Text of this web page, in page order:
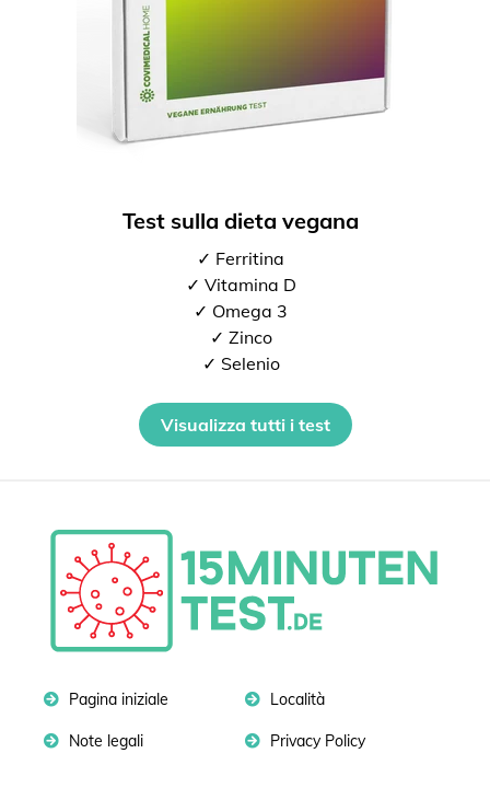
Test sulla dieta vegana
✓ Ferritina
✓ Vitamina D
✓ Omega 3
✓ Zinco
✓ Selenio
Visualizza tutti i test
Pagina iniziale Località
Note legali Privacy Policy